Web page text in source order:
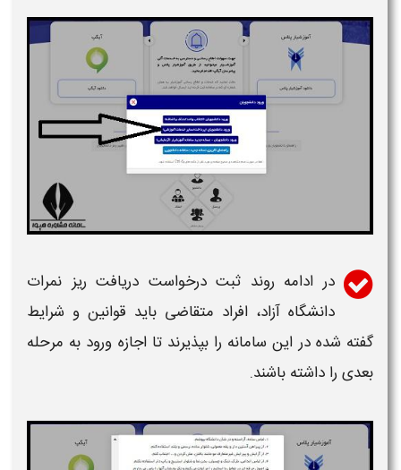
در ادامه روند ثبت درخواست دریافت ریز نمرات
دانشگاه آزاد، افراد متقاضی باید قوانین و شرایط
گفته شده در این سامانه را بپذیرند تا اجازه ورود به مرحله
بعدی را داشته باشند.